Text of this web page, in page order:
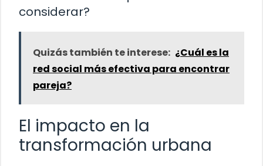
considerar?
Quizás también te interese: ¿Cuál es la
red social más efectiva para encontrar
pareja?
El impacto en la
transformación urbana